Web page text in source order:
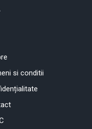
si conditii